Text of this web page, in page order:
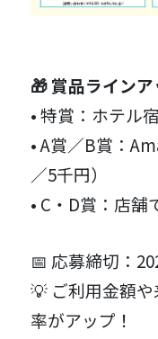
🎁 賞品ライン
• 特賞：ホテル
• A賞／B賞：
／5千円）
• C・D賞：店
📅 応募締切：
💡 ご利用金額
率がアップ！